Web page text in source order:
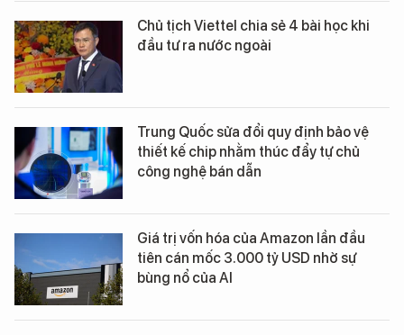
Chủ tịch Viettel chia sẻ 4 bài học khi
đầu tư ra nước ngoài
Trung Quốc sửa đổi quy định bảo vệ
thiết kế chip nhằm thúc đẩy tự chủ
công nghệ bán dẫn
Giá trị vốn hóa của Amazon lần đầu
tiên cán mốc 3.000 tỷ USD nhờ sự
bùng nổ của AI